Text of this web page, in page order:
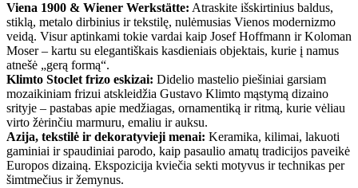
Viena 1900 & Wiener Werkstätte: Atraskite išskirtinius baldus,
stiklą, metalo dirbinius ir tekstilę, nulėmusias Vienos modernizmo
veidą. Visur aptinkami tokie vardai kaip Josef Hoffmann ir Koloman
Moser – kartu su elegantiškais kasdieniais objektais, kurie į namus
atnešė „gerą formą“.
Klimto Stoclet frizo eskizai: Didelio mastelio piešiniai garsiam
mozaikiniam frizui atskleidžia Gustavo Klimto mąstymą dizaino
srityje – pastabas apie medžiagas, ornamentiką ir ritmą, kurie vėliau
virto žėrinčiu marmuru, emaliu ir auksu.
Azija, tekstilė ir dekoratyvieji menai: Keramika, kilimai, lakuoti
gaminiai ir spaudiniai parodo, kaip pasaulio amatų tradicijos paveikė
Europos dizainą. Ekspozicija kviečia sekti motyvus ir technikas per
šimtmečius ir žemynus.